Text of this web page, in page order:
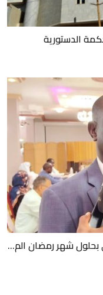
شهر رمضان الم...